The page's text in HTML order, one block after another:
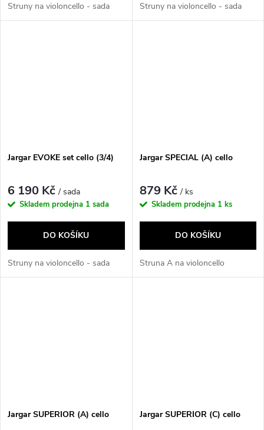
Struny na violoncello - sada Struny na violoncello - sada
Jargar EVOKE set cello (3/4)
6 190 Kč/ sada
Skladem prodejna 1 sada
DO KOŠÍKU
Struny na violoncello - sada
Jargar SPECIAL (A) cello
879 Kč/ ks
Skladem prodejna 1 ks
DO KOŠÍKU
Struna A na violoncello
Jargar SUPERIOR (A) cello Jargar SUPERIOR (C) cello